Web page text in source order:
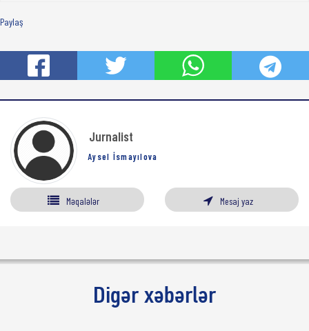
Paylaş
Jurnalist
Aysel İsmayılova
Məqalələr Mesaj yaz
Digər xəbərlər